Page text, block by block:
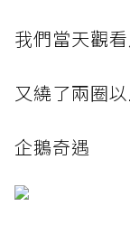
我們當天觀
又繞了兩圈
企鵝奇遇